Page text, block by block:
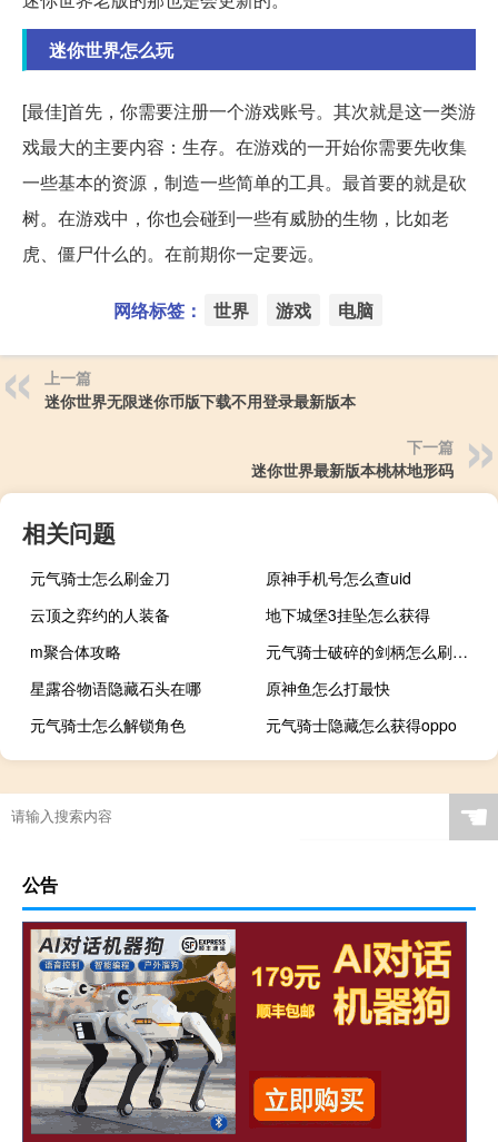
迷你世界怎么玩
[最佳]首先，你需要注册一个游戏账号。其次就是这一类游
戏最大的主要内容：生存。在游戏的一开始你需要先收集
一些基本的资源，制造一些简单的工具。最首要的就是砍
树。在游戏中，你也会碰到一些有威胁的生物，比如老
虎、僵尸什么的。在前期你一定要远。
网络标签： 世界 游戏 电脑
上一篇
迷你世界无限迷你币版下载不用登录最新版本
下一篇
迷你世界最新版本桃林地形码
相关问题
元气骑士怎么刷金刀
原神手机号怎么查uid
云顶之弈约的人装备
地下城堡3挂坠怎么获得
m聚合体攻略
元气骑士破碎的剑柄怎么刷最快
星露谷物语隐藏石头在哪
原神鱼怎么打最快
元气骑士怎么解锁角色
元气骑士隐藏怎么获得oppo
☚
公告